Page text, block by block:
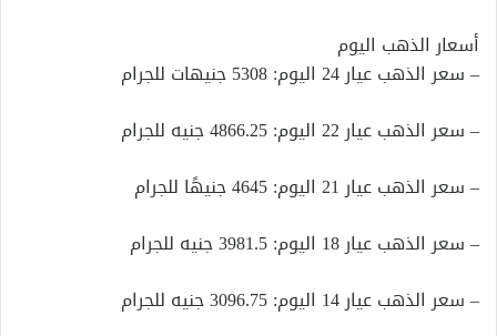
أسعار الذهب اليوم
– سعر الذهب عيار 24 اليوم: 5308 جنيهات للجرام
– سعر الذهب عيار 22 اليوم: 4866.25 جنيه للجرام
– سعر الذهب عيار 21 اليوم: 4645 جنيهًا للجرام
– سعر الذهب عيار 18 اليوم: 3981.5 جنيه للجرام
– سعر الذهب عيار 14 اليوم: 3096.75 جنيه للجرام